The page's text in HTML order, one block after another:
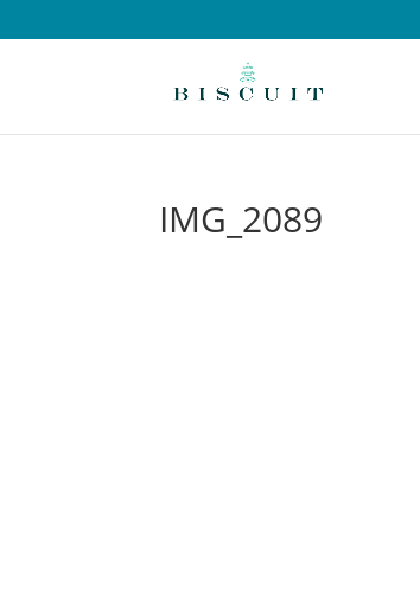
IMG_2089